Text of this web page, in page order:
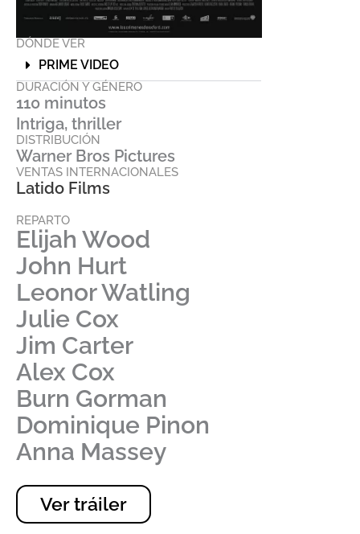
DÓNDE VER
PRIME VIDEO
DURACIÓN Y GÉNERO
110 minutos
Intriga, thriller
DISTRIBUCIÓN
Warner Bros Pictures
VENTAS INTERNACIONALES
Latido Films
REPARTO
Elijah Wood
John Hurt
Leonor Watling
Julie Cox
Jim Carter
Alex Cox
Burn Gorman
Dominique Pinon
Anna Massey
Ver tráiler